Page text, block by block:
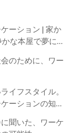
ーション | 家か
な本屋で夢に近
のために、ワー
イフスタイル。
ーションの知ら
聞いた、ワーケ